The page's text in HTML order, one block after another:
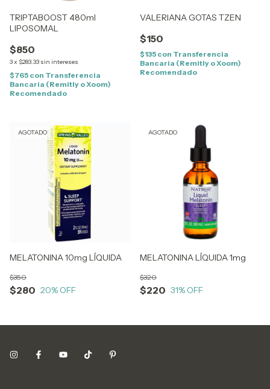
TRIPTABOOST 480ml
LIPOSOMAL
$850
3x $283.33 sin intereses
$765 con Transferencia
Bancaria (Remitly o Xoom)
Recomendado
VALERIANA GOTAS TZEN
$150
$135 con Transferencia
Bancaria (Remitly o Xoom)
Recomendado
AGOTADO
MELATONINA 10mg LÍQUIDA
$280
$350
20% OFF
AGOTADO
MELATONINA LÍQUIDA 1mg
$220
$320
31% OFF